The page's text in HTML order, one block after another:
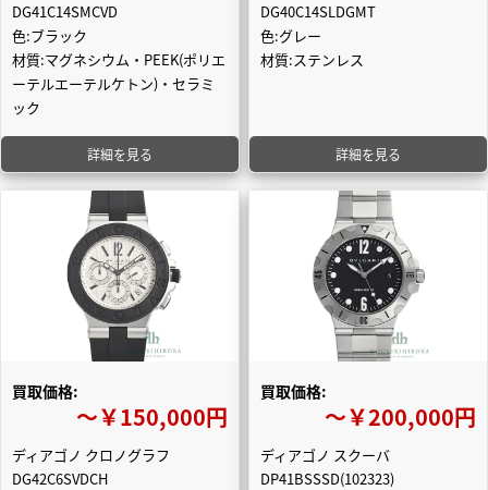
DG41C14SMCVD
色:ブラック
材質:マグネシウム・PEEK(ポリエ
ーテルエーテルケトン)・セラミ
ック
詳細を見る
DG40C14SLDGMT
色:グレー
材質:ステンレス
詳細を見る
買取価格:
〜￥150,000円
ディアゴノ クロノグラフ
DG42C6SVDCH
買取価格:
〜￥200,000円
ディアゴノ スクーバ
DP41BSSSD(102323)